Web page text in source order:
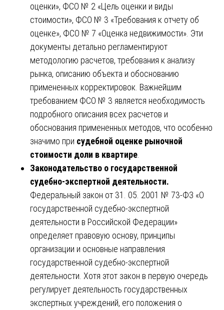
оценки», ФСО № 2 «Цель оценки и виды
стоимости», ФСО № 3 «Требования к отчету об
оценке», ФСО № 7 «Оценка недвижимости». Эти
документы детально регламентируют
методологию расчетов, требования к анализу
рынка, описанию объекта и обоснованию
примененных корректировок. Важнейшим
требованием ФСО № 3 является необходимость
подробного описания всех расчетов и
обоснования примененных методов, что особенно
значимо при судебной оценке рыночной
стоимости доли в квартире
Законодательство о государственной
судебно-экспертной деятельности.
Федеральный закон от 31. 05. 2001 № 73-ФЗ «О
государственной судебно-экспертной
деятельности в Российской Федерации»
определяет правовую основу, принципы
организации и основные направления
государственной судебно-экспертной
деятельности. Хотя этот закон в первую очередь
регулирует деятельность государственных
экспертных учреждений, его положения о